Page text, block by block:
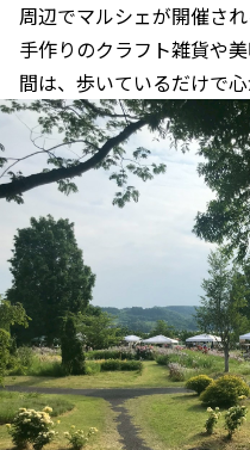
周辺でマルシェが開催さ
手作りのクラフト雑貨や
間は、歩いているだけで心